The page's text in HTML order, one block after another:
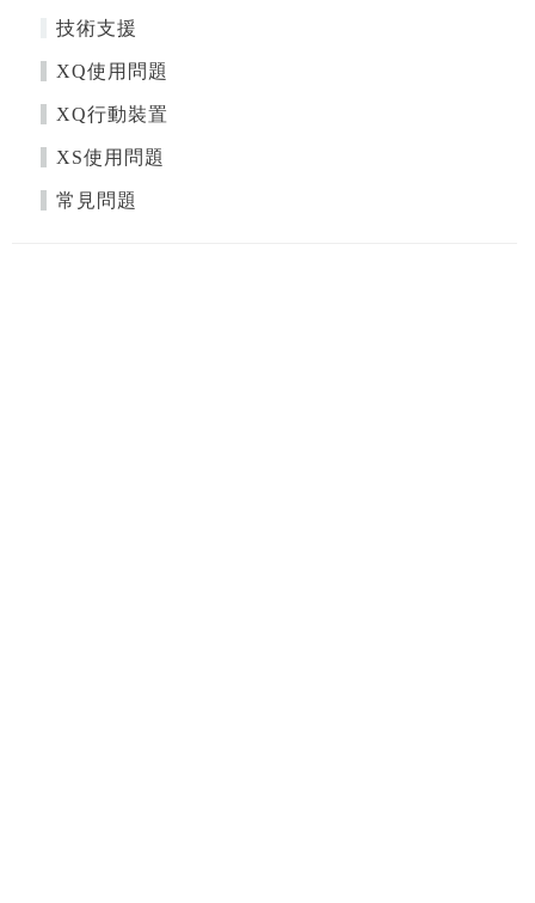
技術支援
XQ使用問題
XQ行動裝置
XS使用問題
常見問題